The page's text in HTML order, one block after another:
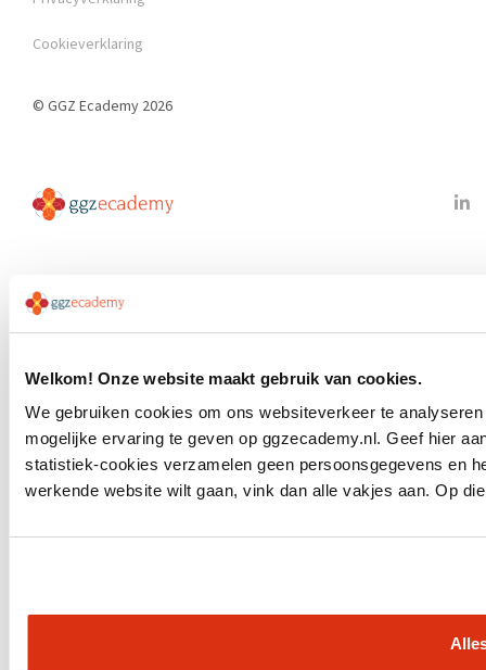
Welkom! Onze website maakt gebruik van cookies.
We gebruiken cookies om ons websiteverkeer te
mogelijke ervaring te geven op ggzecademy.nl. Geef hier
statistiek-cookies verzamelen geen persoonsgegevens en
werkende website wilt gaan, vink dan alle vakjes aan. Op
Cookieverklaring
© GGZ Ecademy 2026